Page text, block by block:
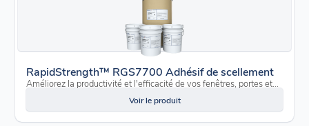
RapidStrength™ RGS7700 Adhésif de scellement
Améliorez la productivité et l'efficacité de vos fenêtres, portes et...
Voir le produit